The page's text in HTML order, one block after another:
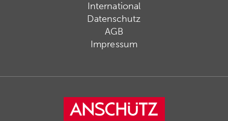
International
Datenschutz
AGB
Impressum